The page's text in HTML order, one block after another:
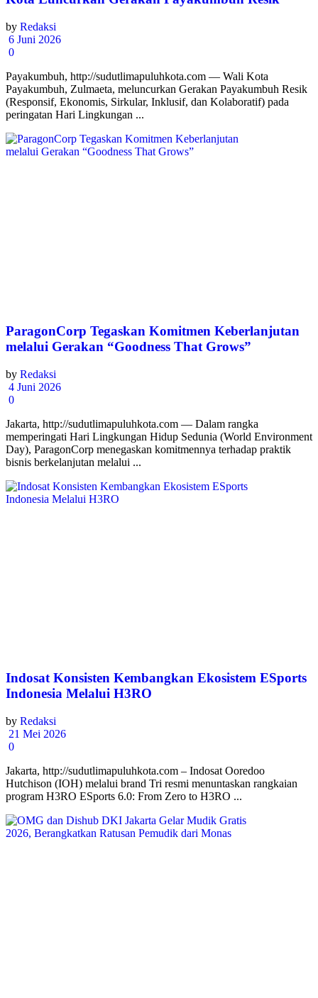
by Redaksi
6 Juni 2026
0
Payakumbuh, http://sudutlimapuluhkota.com — Wali Kota
Payakumbuh, Zulmaeta, meluncurkan Gerakan Payakumbuh Resik
(Responsif, Ekonomis, Sirkular, Inklusif, dan Kolaboratif) pada
peringatan Hari Lingkungan ...
ParagonCorp Tegaskan Komitmen Keberlanjutan
melalui Gerakan “Goodness That Grows”
by Redaksi
4 Juni 2026
0
Jakarta, http://sudutlimapuluhkota.com — Dalam rangka
memperingati Hari Lingkungan Hidup Sedunia (World Environment
Day), ParagonCorp menegaskan komitmennya terhadap praktik
bisnis berkelanjutan melalui ...
Indosat Konsisten Kembangkan Ekosistem ESports
Indonesia Melalui H3RO
by Redaksi
21 Mei 2026
0
Jakarta, http://sudutlimapuluhkota.com – Indosat Ooredoo
Hutchison (IOH) melalui brand Tri resmi menuntaskan rangkaian
program H3RO ESports 6.0: From Zero to H3RO ...